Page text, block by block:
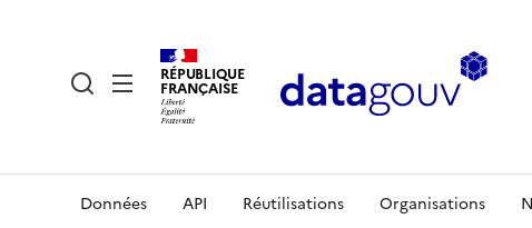
RÉPUBLIQUE
FRANÇAISE
Données API Réutilisations Organisations